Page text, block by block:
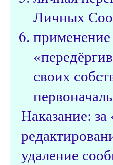
Личных
своих
Наказание:
удаление